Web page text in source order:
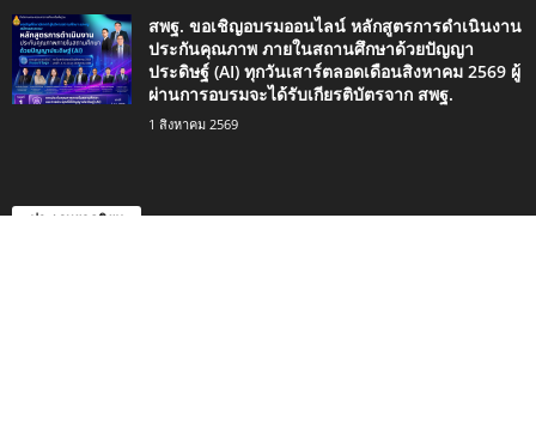
สพฐ. ขอเชิญอบรมออนไลน์ หลักสูตรการดำเนินงาน
ประกันคุณภาพ ภายในสถานศึกษาด้วยปัญญา
ประดิษฐ์ (AI) ทุกวันเสาร์ตลอดเดือนสิงหาคม 2569 ผู้
ผ่านการอบรมจะได้รับเกียรติบัตรจาก สพฐ.
1 สิงหาคม 2569
ประเภทยอดนิยม